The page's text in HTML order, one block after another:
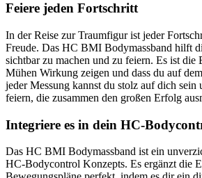
Feiere jeden Fortschritt
In der Reise zur Traumfigur ist jeder
Freude. Das HC BMI Bodymassband hilft
sichtbar zu machen und zu feiern. Es ist die
Mühen Wirkung zeigen und dass du auf
jeder Messung kannst du stolz auf dich sein
feiern, die zusammen den großen Erfolg
Integriere es in dein HC-
Das HC BMI Bodymassband ist ein
HC-Bodycontrol Konzepts. Es ergänzt die